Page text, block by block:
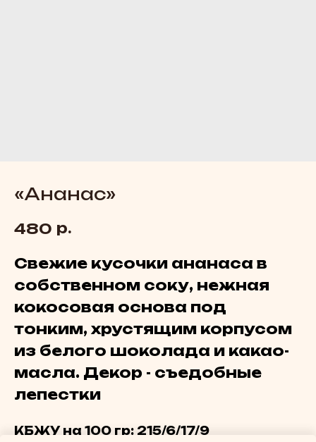
«Ананас»
480 р.
Свежие кусочки ананаса в
собственном соку, нежная
кокосовая основа под
тонким, хрустящим корпусом
из белого шоколада и какао-
масла. Декор - съедобные
лепестки
КБЖУ на 100 гр: 215/6/17/9